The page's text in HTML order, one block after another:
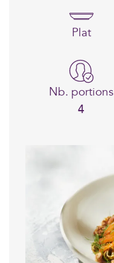
Plat
Nb. portions
4